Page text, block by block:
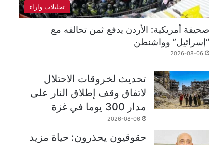
تحليلات واراء
صحيفة أمريكية: الأردن يدفع ثمن تحالفه مع
“إسرائيل” وواشنطن
2026-08-06
تحديث لخروقات الاحتلال
لاتفاق وقف إطلاق النار على
مدار 300 يوما في غزة
2026-08-06
حقوقيون يحذرون: حياة مزيد